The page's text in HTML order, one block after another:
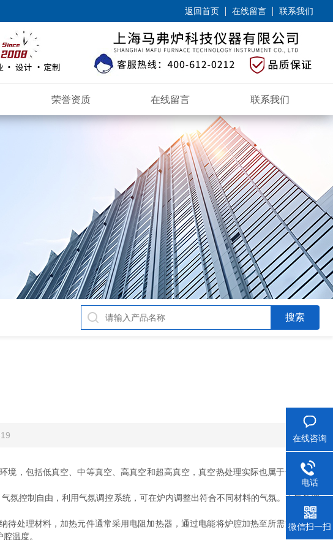
返回首页 在线留言 联系我们
荣誉资质 在线留言 联系我们
，包括低真空、中等真空、高真空和超高真空，真空热处理实际也属于气氛控制
氛控制自由，利用气氛调控系统，可在炉内调整出符合不同材料的气氛。无氧处理
理材料，加热元件通常采用电阻加热器，通过电能将炉腔加热至所需温度。真
温度。
在线咨询
电话
微信扫一扫